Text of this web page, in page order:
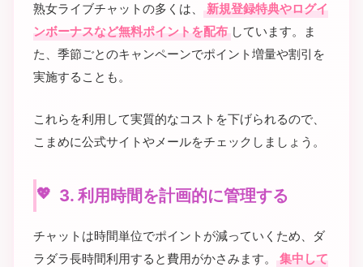
熟女ライブチャットの多くは、
新規登録特典やログイ
ンボーナスなど無料ポイントを配布 しています。ま
た、季節ごとのキャンペーンでポイント増量や割引を
実施することも。
これらを利用して実質的なコストを下げられるので、
こまめに公式サイトやメールをチェックしましょう。
3. 利用時間を計画的に管理する
チャットは時間単位でポイントが減っていくため、ダ
ラダラ長時間利用すると費用がかさみます。
集中して